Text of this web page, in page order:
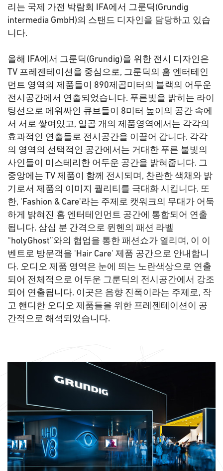
리는 국제 가전 박람회 IFA에서 그룬딕(Grundig
intermedia GmbH)의 스탠드 디자인을 담당하고 있습
니다.
올해 IFA에서 그룬딕(Grundig)을 위한 전시 디자인은
TV 프레젠테이션을 중심으로, 그룬딕의 홈 엔터테인
먼트 영역의 제품들이 890제곱미터의 블랙의 어두운
전시공간에서 연출되었습니다. 푸른빛을 밝히는 라이
팅선으로 에워싸인 큐브들이 8미터 높이의 공간 속에
서 서로 쌓여있고, 일곱 개의 제품영역에서는 각각의
효과적인 연출들로 전시공간을 이끌어 갑니다. 각각
의 영역의 선택적인 공간에서는 거대한 푸른 불빛의
사인들이 미스테리한 어두운 공간을 밝혀줍니다. 그
중앙에는 TV 제품이 함께 전시되며, 찬란한 색채와 밝
기로서 제품의 이미지 퀄리티를 극대화 시킵니다. 또
한, 'Fashion & Care'라는 주제로 캣워크의 무대가 어둑
하게 밝혀진 홈 엔터테인먼트 공간에 통합되어 연출
됩니다. 삼십 분 간격으로 뮌헨의 패션 라벨
“holyGhost”와의 협업을 통한 패션쇼가 열리며, 이 이
벤트로 방문객을 'Hair Care' 제품 공간으로 안내합니
다. 오디오 제품 영역은 눈에 띄는 노란색상으로 연출
되어 전체적으로 어두운 그룬딕의 전시공간에서 강조
되어 연출됩니다. 이곳은 음향 진폭이라는 주제로, 작
고 핸디한 오디오 제품들을 위한 프레젠테이션이 공
간적으로 해석되었습니다.